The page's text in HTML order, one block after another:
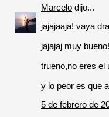
Marcelo dijo...
jajajaaja! vaya
jajajaj muy bueno!
trueno,no eres el
y lo peor es que
5 de febrero de